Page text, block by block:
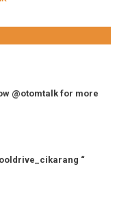
@otomtalk for more
“